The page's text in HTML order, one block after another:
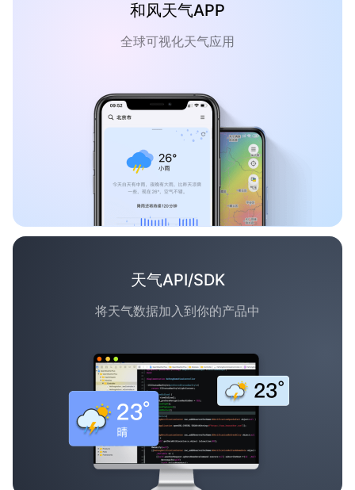
和风天气APP
全球可视化天气应用
天气API/SDK
将天气数据加入到你的产品中